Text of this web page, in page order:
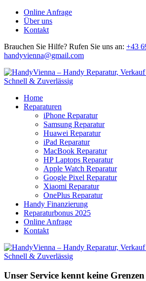
Online Anfrage
Über uns
Kontakt
Brauchen Sie Hilfe? Rufen Sie uns an: +43
handyvienna@gmail.com
Home
Reparaturen
iPhone Reparatur
Samsung Reparatur
Huawei Reparatur
iPad Reparatur
MacBook Reparatur
HP Laptops Reparatur
Apple Watch Reparatur
Google Pixel Reparatur
Xiaomi Reparatur
OnePlus Reparatur
Handy Finanzierung
Reparaturbonus 2025
Online Anfrage
Kontakt
Unser Service kennt keine